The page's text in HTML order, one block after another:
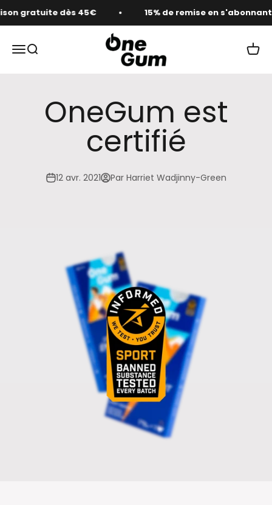
Passer au contenu
gratuite dès 45€ 15% de remise en s'abonnant
Ouvrir la navigation
Ouvrir la recherche
OneGum
Voir
OneGum est
certifié
12 avr. 2021 Par Harriet Wadjinny-Green